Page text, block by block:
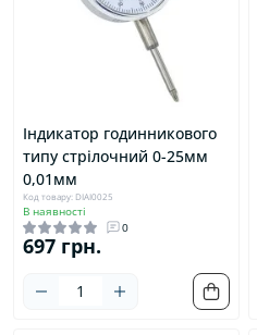
Індикатор годинникового
типу стрілочний 0-25мм
0,01мм
Код товару: DIAI0025
В наявності
0
697 грн.